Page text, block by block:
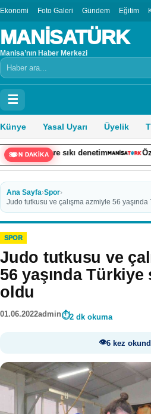
Ekonomi Foto Galeri Gündem Eğitim
MANİSATÜRK
Manisa’nın Haber Merkezi
Arama
☰
Künye Yasal Uyarı Üyelik
SON DAKİKA
sıkı denetim Özel uçuş
Ana Sayfa›Spor›
Judo tutkusu ve çalışma azmiyle 56
SPOR
Judo tutkusu ve
56 yaşında
oldu
01.06.2022admin 2 dk okuma
6 kez